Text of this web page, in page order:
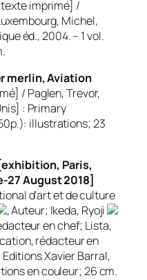
imprimé] /
Michel,
éd., 2004. – 1 vol.
merlin, Aviation
/ Paglen, Trevor,
: Primary
illustrations; 23
Paris,
27 August 2018]
d’art et de culture
, Auteur; Ikeda, Ryoji
en chef; Lista,
rédacteur en
Xavier Barral,
en couleur; 26 cm.